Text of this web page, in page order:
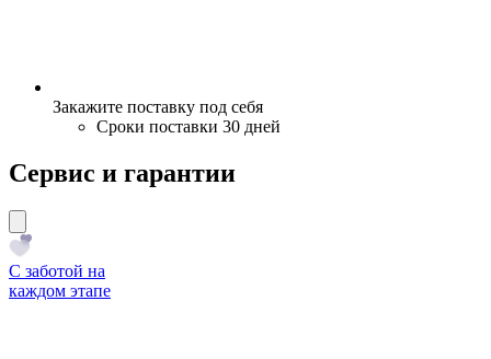
Закажите поставку под себя
Сроки поставки 30 дней
Сервис и гарантии
С заботой на
каждом этапе